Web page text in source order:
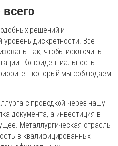
решений и
дискретности. Все
так, чтобы исключить
Конфиденциальность
который мы соблюдаем
с проводкой через нашу
документа, а инвестиция в
Металлургическая отрасль
в квалифицированных